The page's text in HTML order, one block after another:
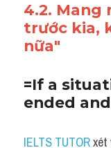
4.2. Mang
trước kia,
nữa"
=If a
ended
IELTS TUTOR xét